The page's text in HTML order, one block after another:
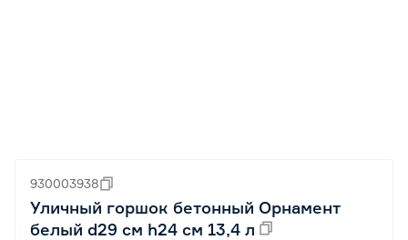
930003938
Уличный горшок бетонный Орнамент
белый d29 см h24 см 13,4 л